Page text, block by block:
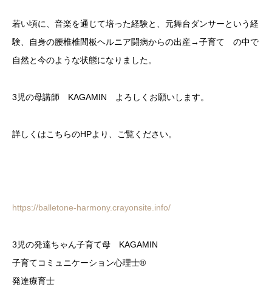
若い頃に、音楽を通じて培った経験と、元舞台ダンサーという経
験、自身の腰椎椎間板ヘルニア闘病からの出産→子育て の中で
自然と今のような状態になりました。
3児の母講師 KAGAMIN よろしくお願いします。
詳しくはこちらのHPより、ご覧ください。
https://balletone-harmony.crayonsite.info/
3児の発達ちゃん子育て母 KAGAMIN
子育てコミュニケーション心理士®️
発達療育士